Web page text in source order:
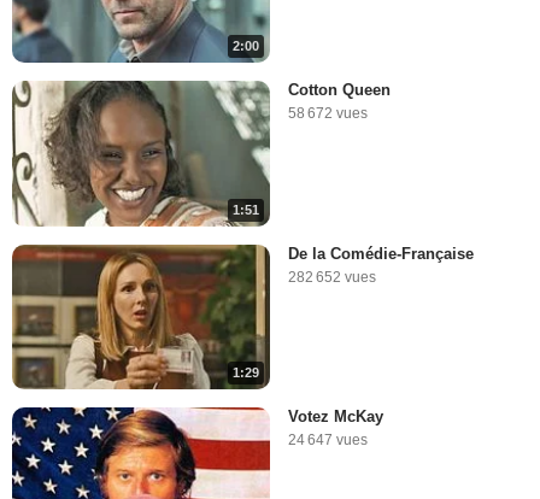
2:00
1:51
Cotton Queen
58 672 vues
1:29
De la Comédie-Française
282 652 vues
Votez McKay
24 647 vues